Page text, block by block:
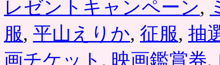
レゼントキャンペーン,
服, 平山えりか, 征服, 抽
画チケット , 映画鑑賞券,